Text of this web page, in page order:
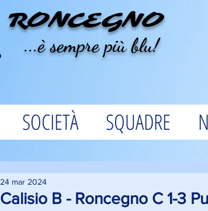
RONCEGNO
...è sempre più blu!
SOCIETÀ SQUADRE
Calisio B - Roncegno C 1-3
24 mar 2024